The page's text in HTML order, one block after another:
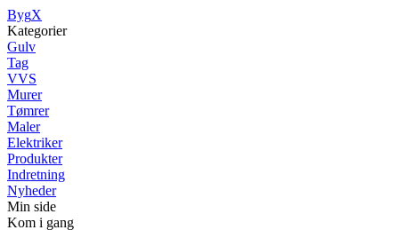
BygX
Kategorier
Gulv
Tag
VVS
Murer
Tømrer
Maler
Elektriker
Produkter
Indretning
Nyheder
Min side
Kom i gang